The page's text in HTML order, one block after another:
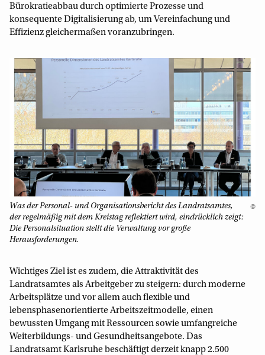
Bürokratieabbau durch optimierte Prozesse und
konsequente Digitalisierung ab, um Vereinfachung und
Effizienz gleichermaßen voranzubringen.
Was der Personal- und Organisationsbericht des Landratsamtes,
der regelmäßig mit dem Kreistag reflektiert wird, eindrücklich zeigt:
Die Personalsituation stellt die Verwaltung vor große
Herausforderungen.
©
Wichtiges Ziel ist es zudem, die Attraktivität des
Landratsamtes als Arbeitgeber zu steigern: durch moderne
Arbeitsplätze und vor allem auch flexible und
lebensphasenorientierte Arbeitszeitmodelle, einen
bewussten Umgang mit Ressourcen sowie umfangreiche
Weiterbildungs- und Gesundheitsangebote. Das
Landratsamt Karlsruhe beschäftigt derzeit knapp 2.500